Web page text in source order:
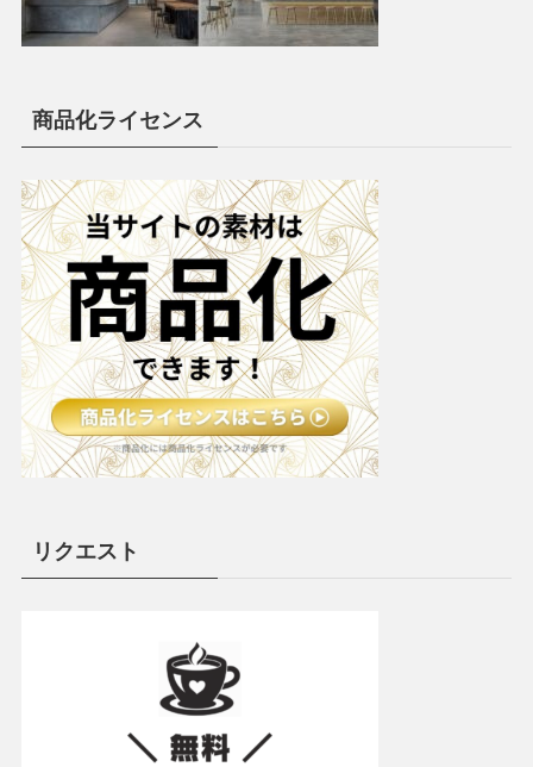
商品化ライセンス
リクエスト